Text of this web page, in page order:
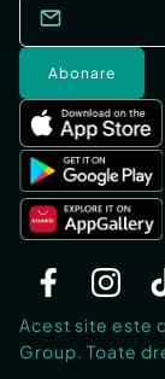
Abonare
Acest site este
Group. Toate